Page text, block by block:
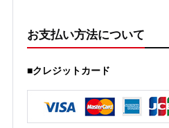
お支払い方法について
■クレジットカード